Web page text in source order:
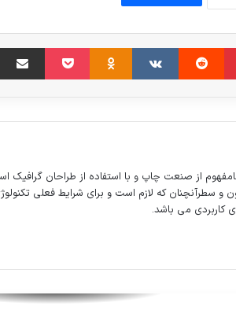
‫پین‌ترست ‫رددیت ‫VKontakte
‫Odnoklassniki
پاکت
از صنعت چاپ و با استفاده از طراحان گرافیک
و سطرآنچنان که لازم است و برای شرایط فعلی
کاربردی می باشد.
تصاوير دلخراش از حادثه زير
در بارسلون
وضعیت آب و هوای استان های
گلوله